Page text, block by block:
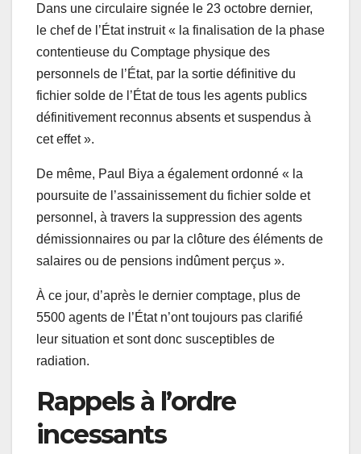
Dans une circulaire signée le 23 octobre dernier,
le chef de l’État instruit « la finalisation de la phase
contentieuse du Comptage physique des
personnels de l’État, par la sortie définitive du
fichier solde de l’État de tous les agents publics
définitivement reconnus absents et suspendus à
cet effet ».
De même, Paul Biya a également ordonné « la
poursuite de l’assainissement du fichier solde et
personnel, à travers la suppression des agents
démissionnaires ou par la clôture des éléments de
salaires ou de pensions indûment perçus ».
À ce jour, d’après le dernier comptage, plus de
5500 agents de l’État n’ont toujours pas clarifié
leur situation et sont donc susceptibles de
radiation.
Rappels à l’ordre
incessants